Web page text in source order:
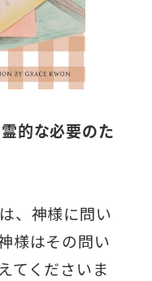
的な必要のた
、神様に問い
様はその問い
てくださいま